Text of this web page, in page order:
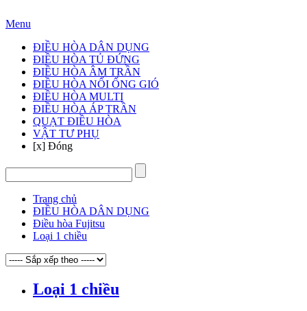
Menu
ĐIỀU HÒA DÂN DỤNG
ĐIỀU HÒA TỦ ĐỨNG
ĐIỀU HÒA ÂM TRẦN
ĐIỀU HÒA NỐI ỐNG GIÓ
ĐIỀU HÒA MULTI
ĐIỀU HÒA ÁP TRẦN
QUẠT ĐIỀU HÒA
VẬT TƯ PHỤ
[x] Đóng
Trang chủ
ĐIỀU HÒA DÂN DỤNG
Điều hòa Fujitsu
Loại 1 chiều
Loại 1 chiều